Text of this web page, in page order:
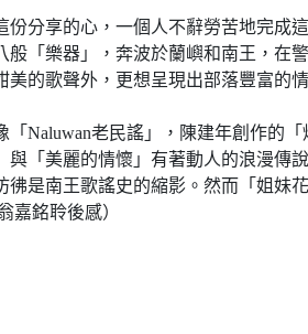
份分享的心，一個人不辭勞苦地完成
般「樂器」，奔波於蘭嶼和南王，在
美的歌聲外，更想呈現出部落豐富的
「Naluwan老民謠」，陳建年創作的
與「美麗的情懷」有著動人的浪漫傳
彿是南王歌謠史的縮影。然而「姐妹
嘉銘聆後感）